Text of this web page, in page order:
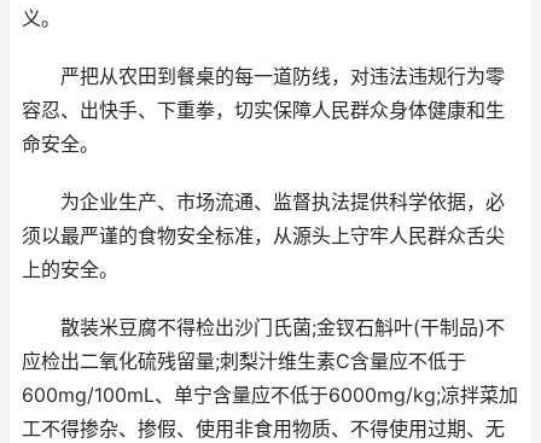
义。
严把从农田到餐桌的每一道防线，对违法违规行为零
容忍、出快手、下重拳，切实保障人民群众身体健康和生
命安全。
为企业生产、市场流通、监督执法提供科学依据，必
须以最严谨的食物安全标准，从源头上守牢人民群众舌尖
上的安全。
散装米豆腐不得检出沙门氏菌;金钗石斛叶(干制品)不
应检出二氧化硫残留量;刺梨汁维生素C含量应不低于
600mg/100mL、单宁含量应不低于6000mg/kg;凉拌菜加
工不得掺杂、掺假、使用非食用物质、不得使用过期、无